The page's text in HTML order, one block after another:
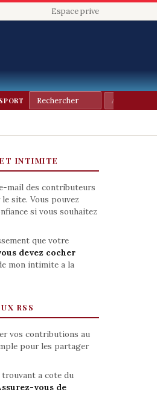
Espace prive
SPORT
INTIMITE
mail des contributeurs
site. Vous pouvez
si vous souhaitez
que votre
devez cocher
mon intimite a la
RSS
vos contributions au
pour les partager
a cote du
vous de